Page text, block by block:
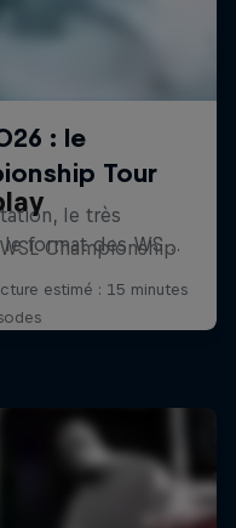
Championship